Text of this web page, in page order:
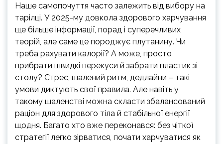
Наше самопочуття часто залежить від вибору на
тарілці. У 2025-му довкола здорового харчування
ще більше інформації, порад і суперечливих
теорій, але саме це породжує плутанину. Чи
треба рахувати калорії? А може, просто
прибрати швидкі перекуси й забрати пластик зі
столу? Стрес, шалений ритм, дедлайни – такі
умови диктують свої правила. Але навіть у
такому шаленстві можна скласти збалансований
раціон для здорового тіла й стабільної енергії
щодня. Багато хто вже переконався: без чіткої
стратегії легко зірватися, почати харчуватися як